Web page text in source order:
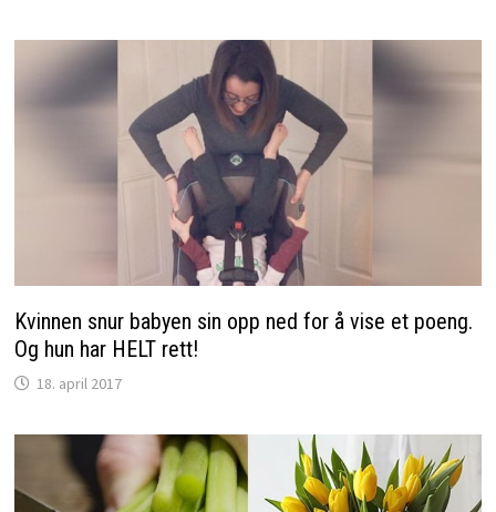
Kvinnen snur babyen sin opp ned for å vise et poeng.
Og hun har HELT rett!
18. april 2017